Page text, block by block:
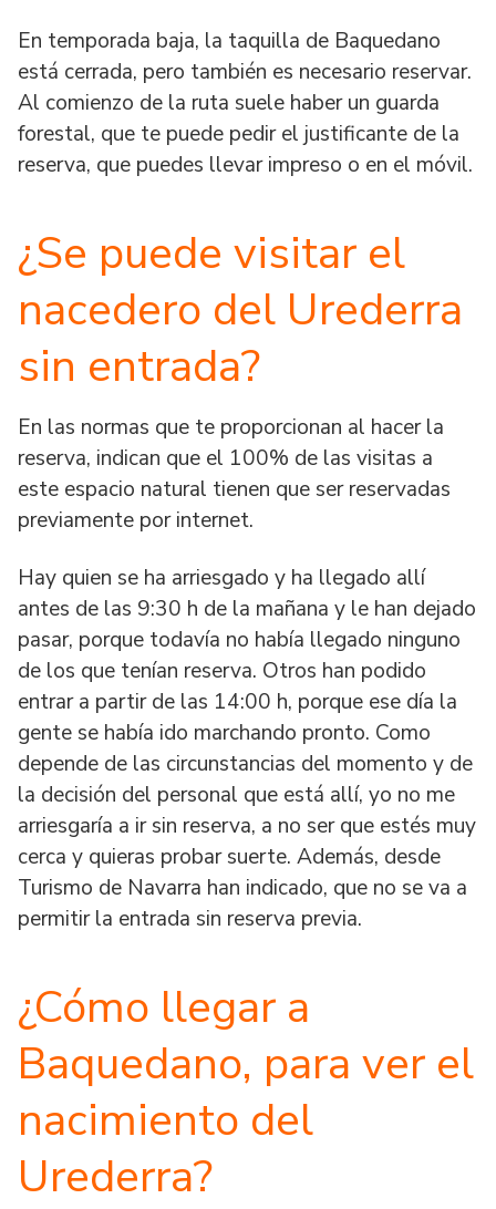
En temporada baja, la taquilla de Baquedano
está cerrada, pero también es necesario reservar.
Al comienzo de la ruta suele haber un guarda
forestal, que te puede pedir el justificante de la
reserva, que puedes llevar impreso o en el móvil.
¿Se puede visitar el
nacedero del Urederra
sin entrada?
En las normas que te proporcionan al hacer la
reserva, indican que el 100% de las visitas a
este espacio natural tienen que ser reservadas
previamente por internet.
Hay quien se ha arriesgado y ha llegado allí
antes de las 9:30 h de la mañana y le han dejado
pasar, porque todavía no había llegado ninguno
de los que tenían reserva. Otros han podido
entrar a partir de las 14:00 h, porque ese día la
gente se había ido marchando pronto. Como
depende de las circunstancias del momento y de
la decisión del personal que está allí, yo no me
arriesgaría a ir sin reserva, a no ser que estés muy
cerca y quieras probar suerte. Además, desde
Turismo de Navarra han indicado, que no se va a
permitir la entrada sin reserva previa.
¿Cómo llegar a
Baquedano, para ver el
nacimiento del
Urederra?